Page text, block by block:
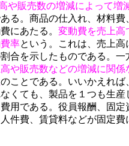
や販売数の増減によって増
る。商品の仕入れ、材料費
にあたる。 変動費を売上高
率という。これは、売上高
合を示したものである。一
や販売数などの増減に関係
のことである。いいかえれば
くても、製品を１つも生産
用である。役員報酬、固定
件費、賃貸料などが固定費